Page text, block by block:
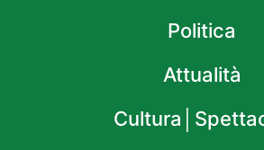
Politica
Attualità